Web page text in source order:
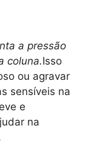
a pressão
coluna.Isso
ou agravar
sensíveis na
e
na